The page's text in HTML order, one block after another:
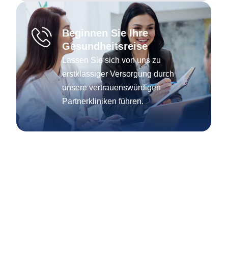
Beginnen Sie Ihre
Gesundheitsreise
Lassen Sie sich von uns zu
erstklassiger Versorgung durch
unsere vertrauenswürdigen
Partnerkliniken führen.